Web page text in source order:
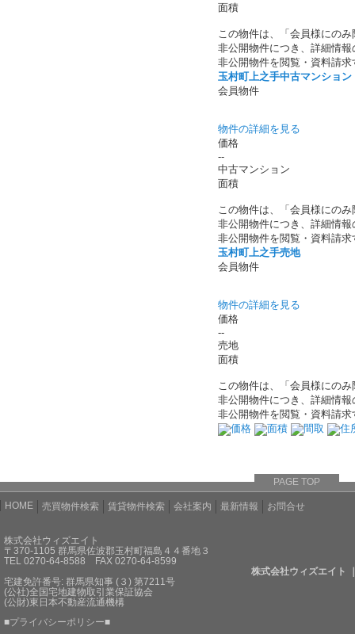
面積
この物件は、「会員様にの
非公開物件につき、詳細情
非公開物件を閲覧・資料請
玉村町上之手中古マンション
会員物件
物件の詳細を見る
価格
--
中古マンション
面積
この物件は、「会員様にの
非公開物件につき、詳細情
非公開物件を閲覧・資料請
玉村町上之手売地
会員物件
物件の詳細を見る
価格
--
売地
面積
この物件は、「会員様にの
非公開物件につき、詳細情
非公開物件を閲覧・資料請
価格
面積 間取 住
PAGE TOP
HOME 売買物件検索 賃貸物件検索 会社案内 最新情報 お問合せ
株式会社ウィズエイト
〒370-1105 群馬県佐波郡玉村町福島４４番地３
TEL 0270-64-8588 FAX 0270-64-8599
株式会社ウィズエイト
宅建免許番号: 群馬県知事 (３) 第7211号
(公社)全国宅地建物取引業保証協会
(公財)東日本不動産流通機構
■プライバシーポリシー■